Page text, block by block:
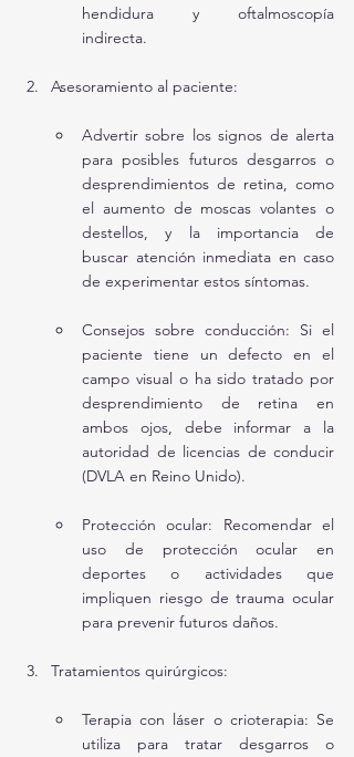
hendidura y oftalmoscopía
indirecta.
Asesoramiento al paciente:
Advertir sobre los signos de alerta
para posibles futuros desgarros o
desprendimientos de retina, como
el aumento de moscas volantes o
destellos, y la importancia de
buscar atención inmediata en caso
de experimentar estos síntomas.
Consejos sobre conducción: Si el
paciente tiene un defecto en el
campo visual o ha sido tratado por
desprendimiento de retina en
ambos ojos, debe informar a la
autoridad de licencias de conducir
(DVLA en Reino Unido).
Protección ocular: Recomendar el
uso de protección ocular en
deportes o actividades que
impliquen riesgo de trauma ocular
para prevenir futuros daños.
Tratamientos quirúrgicos:
Terapia con láser o crioterapia: Se
utiliza para tratar desgarros o